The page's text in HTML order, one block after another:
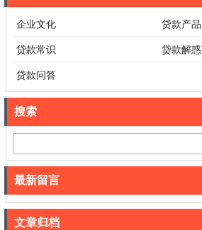
企业文化 贷款产品
贷款常识 贷款解惑
贷款问答
搜索
最新留言
文章归档